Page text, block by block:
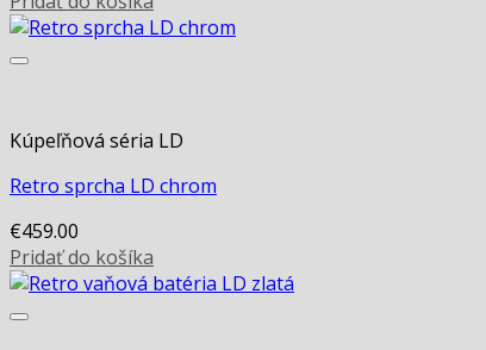
Kúpeľňová séria LD
Retro sprcha LD chrom
€459.00
Pridať do košíka